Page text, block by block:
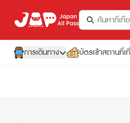
การเดินทาง บัตรเข้าสถานที่เ